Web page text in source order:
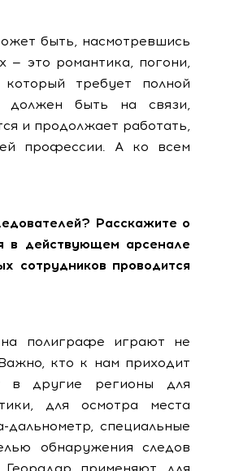
быть, насмотревшись
— это романтика, погони,
требует полной
должен быть на связи,
и продолжает работать,
профессии. А ко всем
Расскажите о
в действующем арсенале
сотрудников проводится
полиграфе играют не
кто к нам приходит
в другие регионы для
для осмотра места
дальнометр, специальные
обнаружения следов